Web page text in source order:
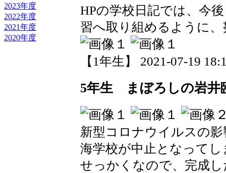
2023年度
2022年度
2021年度
2020年度
HPの学校日記では、今
習へ取り組めるように
【1年生】 2021-07-19
5年生 まぼろしの岩井
新型コロナウイルスの
海学校が中止となって
せっかくなので、完成